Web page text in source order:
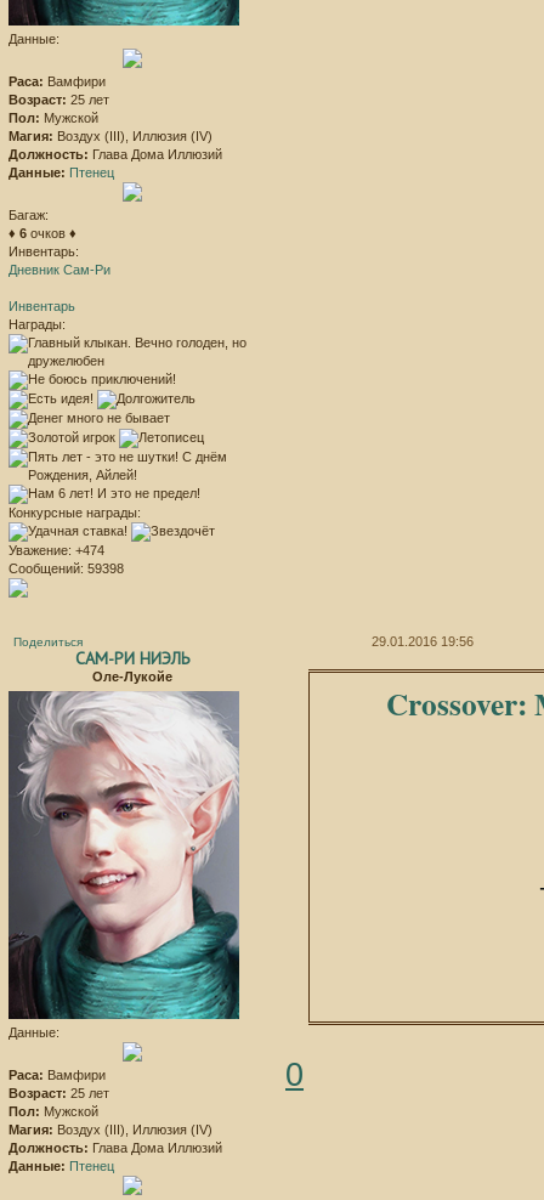
Данные:
Раса: Вамфири
Возраст: 25 лет
Пол: Мужской
Магия: Воздух (III), Иллюзия (IV)
Должность: Глава Дома Иллюзий
Данные: Птенец
Багаж:
♦ 6 очков ♦
Инвентарь:
Дневник Сам-Ри
Инвентарь
Награды:
Конкурсные награды:
Уважение: +474
Сообщений: 59398
Поделиться 29.01.2016 19:56
САМ-РИ НИЭЛЬ
Оле-Лукойе
Данные:
Раса: Вамфири
Возраст: 25 лет
Пол: Мужской
Магия: Воздух (III), Иллюзия (IV)
Должность: Глава Дома Иллюзий
Данные: Птенец
Crossover:
0